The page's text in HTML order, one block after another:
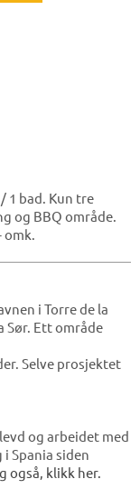
1 bad. Kun tre
og BBQ område.
omk.
i Torre de la
Sør. Ett område
Selve prosjektet
og arbeidet med
Spania siden
også, klikk her.